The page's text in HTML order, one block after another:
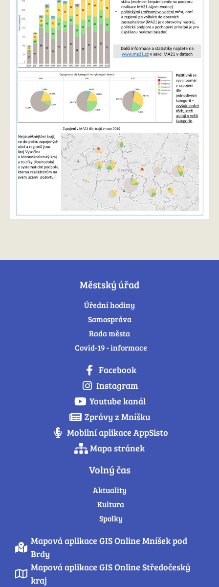
Městský úřad
Úřední hodiny
Samospráva
Rada města
Covid-19 - informace
Facebook
Instagram
Youtube kanál
Zprávy z Mníšku
Mobilní aplikace AppSisto
Mapa stránek
Volný čas
Aktuality
Kultura
Spolky
Mapová aplikace GIS Online Mníšek pod
Brdy
Mapová aplikace GIS Online Středočeský
kraj